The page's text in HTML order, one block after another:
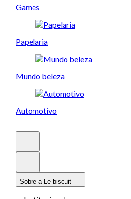
Games
Papelaria
Mundo beleza
Automotivo
Sobre a Le biscuit